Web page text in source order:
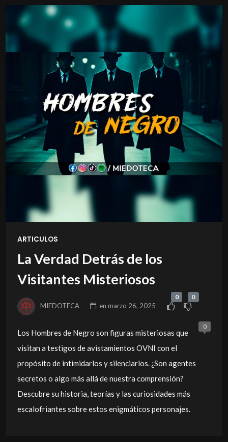
ARTICULOS
La Verdad Detrás de los
Visitantes Misteriosos
MIEDOTECA enmarzo 26, 2025
0 0
0
Los Hombres de Negro son figuras misteriosas que
visitan a testigos de avistamientos OVNI con el
propósito de intimidarlos y silenciarlos. ¿Son agentes
secretos o algo más allá de nuestra comprensión?
Descubre su historia, teorías y las curiosidades más
escalofriantes sobre estos enigmáticos personajes.